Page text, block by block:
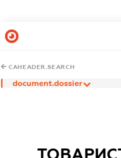
CAHEADER.SEARCH
document.dossier